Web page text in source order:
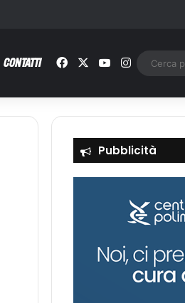
CONTATTI Facebook You TubeInstagram
Pubblicità